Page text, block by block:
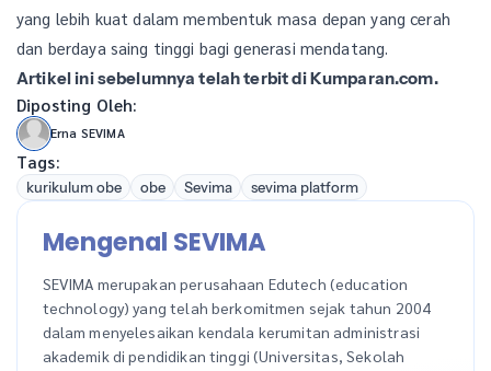
yang lebih kuat dalam membentuk masa depan yang cerah
dan berdaya saing tinggi bagi generasi mendatang.
Artikel ini sebelumnya telah terbit di Kumparan.com.
Diposting Oleh:
Erna SEVIMA
Tags:
kurikulum obe obe Sevima sevima platform
Mengenal SEVIMA
SEVIMA merupakan perusahaan Edutech (education
technology) yang telah berkomitmen sejak tahun 2004
dalam menyelesaikan kendala kerumitan administrasi
akademik di pendidikan tinggi (Universitas, Sekolah